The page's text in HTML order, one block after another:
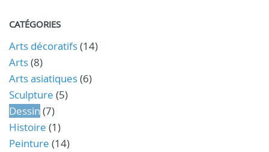
CATÉGORIES
Arts décoratifs(14)
Arts(8)
Arts asiatiques(6)
Sculpture (5)
Dessin (7)
Histoire (1)
Peinture (14)